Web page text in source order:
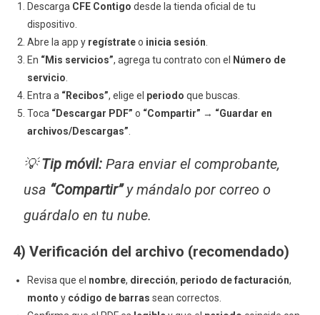
Descarga CFE Contigo desde la tienda oficial de tu
dispositivo.
Abre la app y regístrateo inicia sesión
En “Mis servicios”, agrega tu contrato con el
Número de
servicio
Entra a “Recibos”, elige el periodo que buscas.
Toca “Descargar PDF” o “Compartir” → “Guardar en
archivos/Descargas”
💡Tip móvil:Para enviar el comprobante,
usa “Compartir”y mándalo por correo o
guárdalo en tu nube.
4) Verificación del archivo (recomendado)
Revisa que el nombre, dirección, periodo de facturación,
monto y código de barras sean correctos.